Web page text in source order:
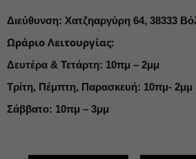
Διεύθυνση: Χατζηαργύρη 64, 38333
Ωράριο Λειτουργίας:
Δευτέρα & Τετάρτη: 10πμ – 2μμ
Τρίτη, Πέμπτη, Παρασκευή: 10πμ- 2μμ
Σάββατο: 10πμ – 3μμ